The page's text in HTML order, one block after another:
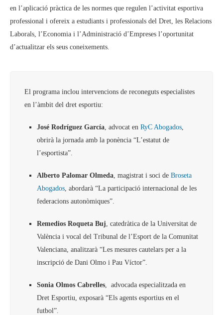
en l’aplicació pràctica de les normes que regulen l’activitat esportiva
professional i ofereix a estudiants i professionals del Dret, les Relacions
Laborals, l’Economia i l’Administració d’Empreses l’oportunitat
d’actualitzar els seus coneixements.
El programa inclou intervencions de reconeguts especialistes
en l’àmbit del dret esportiu:
José Rodríguez García , advocat en RyC Abogados
obrirà la jornada amb la ponència “L’estatut de
l’esportista”.
Alberto Palomar Olmeda , magistrat i soci de Broseta
Abogados , abordarà “La participació internacional de les
federacions autonòmiques”.
Remedios Roqueta Buj , catedràtica de la Universitat de
València i vocal del Tribunal de l’Esport de la Comunitat
Valenciana, analitzarà “Les mesures cautelars per a la
inscripció de Dani Olmo i Pau Víctor”.
Sonia Olmos Cabrelles , advocada especialitzada en
Dret Esportiu, exposarà “Els agents esportius en el
futbol”.